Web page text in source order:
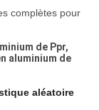
complètes pour
de Ppr,
aluminium de
aléatoire